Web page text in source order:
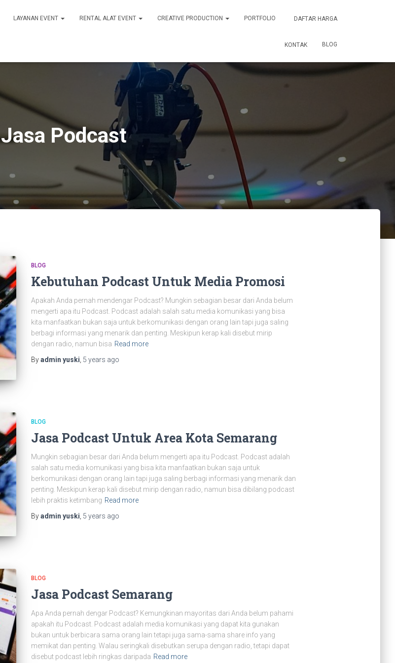
LAYANAN EVENT RENTAL ALAT EVENT CREATIVE PRODUCTION PORTFOLIO DAFTAR HARGA
KONTAK BLOG
Jasa Podcast
BLOG
Kebutuhan Podcast Untuk Media Promosi
Apakah Anda pernah mendengar Podcast? Mungkin sebagian besar dari Anda belum
mengerti apa itu Podcast. Podcast adalah salah satu media komunikasi yang bisa
kita manfaatkan bukan saja untuk berkomunikasi dengan orang lain tapi juga saling
berbagi informasi yang menarik dan penting. Meskipun kerap kali disebut mirip
dengan radio, namun bisa Read more
Byadmin yuski 5 years ago
BLOG
Jasa Podcast Untuk Area Kota Semarang
Mungkin sebagian besar dari Anda belum mengerti apa itu Podcast. Podcast adalah
salah satu media komunikasi yang bisa kita manfaatkan bukan saja untuk
berkomunikasi dengan orang lain tapi juga saling berbagi informasi yang menarik dan
penting. Meskipun kerap kali disebut mirip dengan radio, namun bisa dibilang podcast
lebih praktis ketimbang Read more
Byadmin yuski 5 years ago
BLOG
Jasa Podcast Semarang
Apa Anda pernah dengar Podcast? Kemungkinan mayoritas dari Anda belum pahami
apakah itu Podcast. Podcast adalah media komunikasi yang dapat kita gunakan
bukan untuk berbicara sama orang lain tetapi juga sama-sama share info yang
memikat dan penting. Walau seringkali disebutkan serupa dengan radio, tetapi dapat
disebut podcast lebih ringkas daripada Read more